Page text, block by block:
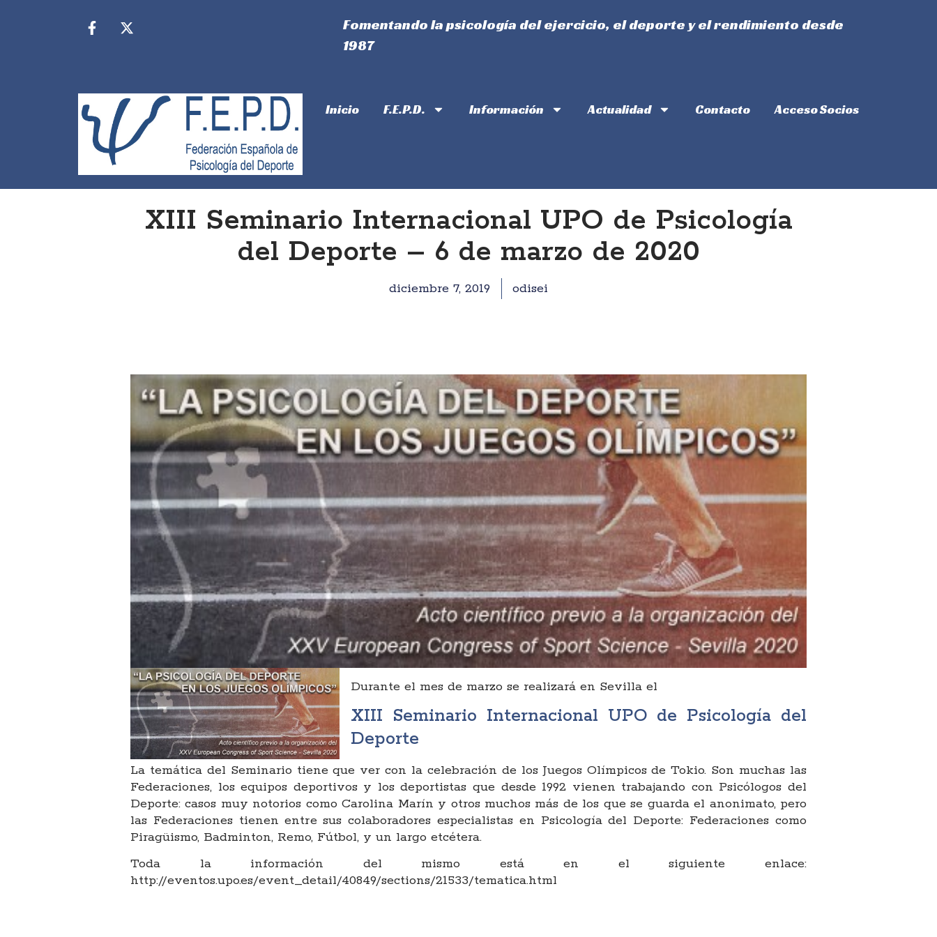
Fomentando la psicología del ejercicio, el deporte y el rendimiento desde
1987
Inicio F.E.P.D. Información Actualidad Contacto Acceso Socios
XIII Seminario Internacional UPO de Psicología
del Deporte – 6 de marzo de 2020
diciembre 7, 2019 odisei
Durante el mes de marzo se realizará en Sevilla el
XIII Seminario Internacional UPO de Psicología del
Deporte
La temática del Seminario tiene que ver con la celebración de los Juegos Olímpicos de Tokio. Son muchas las
Federaciones, los equipos deportivos y los deportistas que desde 1992 vienen trabajando con Psicólogos del
Deporte: casos muy notorios como Carolina Marín y otros muchos más de los que se guarda el anonimato, pero
las Federaciones tienen entre sus colaboradores especialistas en Psicología del Deporte: Federaciones como
Piragüismo, Badminton, Remo, Fútbol, y un largo etcétera.
Toda la información del mismo está en el siguiente enlace:
http://eventos.upo.es/event_detail/40849/sections/21533/tematica.html